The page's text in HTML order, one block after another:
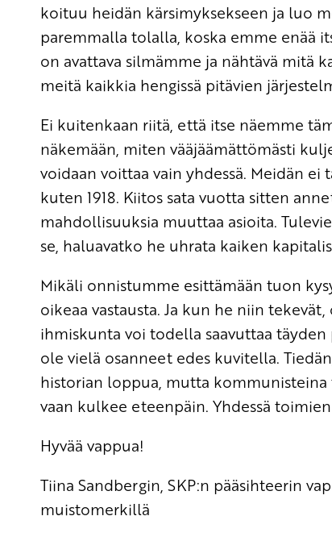
koituu heidän kärsimyksekseen ja luo
paremmalla tolalla, koska emme enää
on avattava silmämme ja nähtävä mitä
meitä kaikkia hengissä pitävien
Ei kuitenkaan riitä, että itse näemme
näkemään, miten vääjäämättömästi
voidaan voittaa vain yhdessä. Meidän
kuten 1918. Kiitos sata vuotta sitten
mahdollisuuksia muuttaa asioita.
se, haluavatko he uhrata kaiken
Mikäli onnistumme esittämään tuon
oikeaa vastausta. Ja kun he niin
ihmiskunta voi todella saavuttaa
ole vielä osanneet edes kuvitella.
historian loppua, mutta
vaan kulkee eteenpäin. Yhdessä
Hyvää vappua!
Tiina Sandbergin, SKP:n pääsihteerin
muistomerkillä